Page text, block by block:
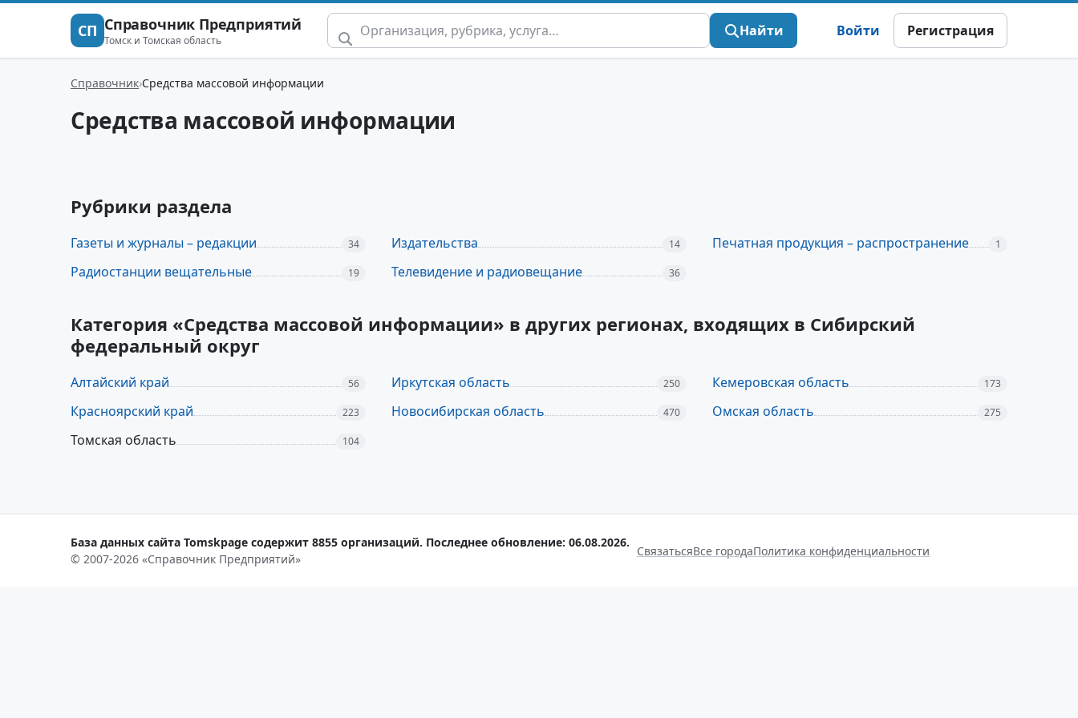
СП Справочник Предприятий
Томск и Томская область
Найти Войти Регистрация
Справочник Средства массовой информации
Средства массовой информации
Рубрики раздела
Газеты и журналы – редакции 34 Издательства 14 Печатная продукция – распространение 1
Радиостанции вещательные 19 Телевидение и радиовещание 36
Категория «Средства массовой информации» в других регионах, входящих в Сибирский
федеральный округ
Алтайский край 56 Иркутская область 250 Кемеровская область 173
Красноярский край 223 Новосибирская область 470 Омская область 275
Томская область 104
База данных сайта Tomskpage содержит 8855 организаций. Последнее обновление: 06.08.2026.
© 2007-2026 «Справочник Предприятий»
СвязатьсяВсе городаПолитика конфиденциальности